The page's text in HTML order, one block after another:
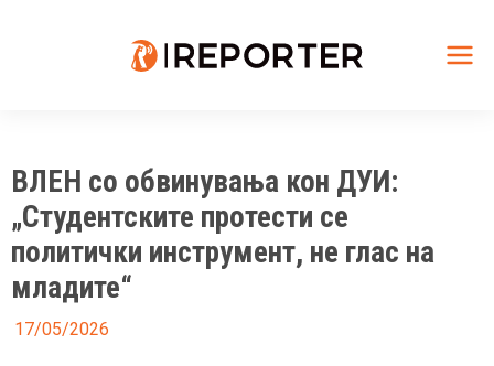
ВЛЕН со обвинувања кон ДУИ:
„Студентските протести се
политички инструмент, не глас на
младите“
17/05/2026